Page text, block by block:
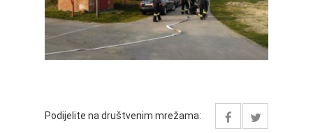
Podijelite na društvenim mrežama: